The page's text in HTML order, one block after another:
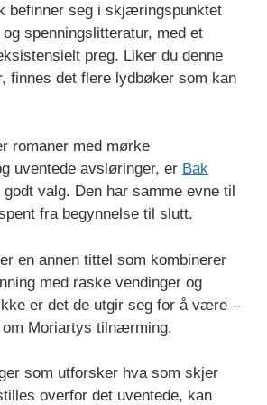
befinner seg i skjæringspunktet
og spenningslitteratur, med et
preg. Liker du denne
finnes det flere lydbøker som kan
romaner med mørke
uventede avsløringer, er Bak
godt valg. Den har samme evne til
fra begynnelse til slutt.
er en annen tittel som kombinerer
med raske vendinger og
er det de utgir seg for å være –
om Moriartys tilnærming.
som utforsker hva som skjer
overfor det uventede, kan